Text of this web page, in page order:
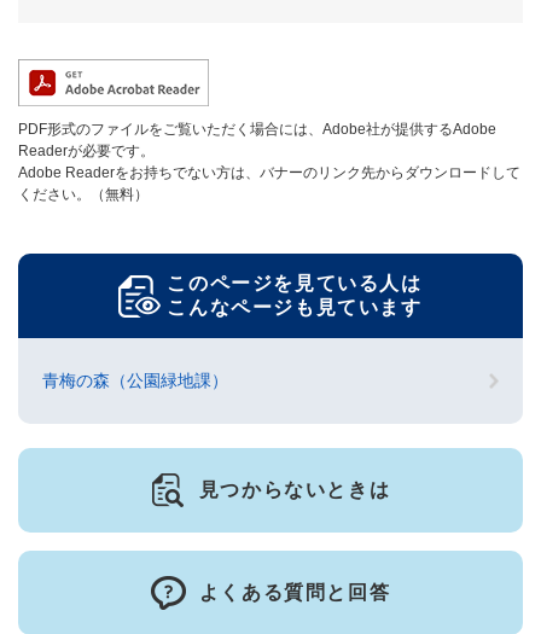
PDF形式のファイルをご覧いただく場合には、Adobe社が提供するAdobe
Readerが必要です。
Adobe Readerをお持ちでない方は、バナーのリンク先からダウンロードして
ください。（無料）
このページを見ている人は
こんなページも見ています
青梅の森（公園緑地課）
見つからないときは
よくある質問と回答